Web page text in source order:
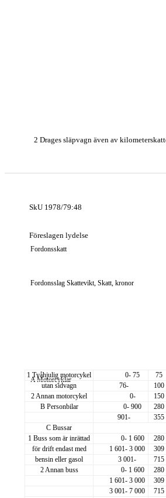
2 Drages släpvagn även av
SkU 1978/79:48
Föreslagen lydelse
Fordonsskatt
Fordonsslag Skattevikt, Skatt, kronor
A Motorcyklar
1 Tvåhjulig motorcykel 0- 75 75
utan sidvagn
76- 100
2 Annan motorcykel
0- 150
B Personbilar
0- 900 280
901-
355
C Bussar
1 Buss som är inrättad
0- 1 600 280
för drift endast med
1 601- 3 000 309
bensin eller gasol
3 001- 715
2 Annan buss
0- 1 600 280
1 601- 3 000
309
3 001- 7 000
715